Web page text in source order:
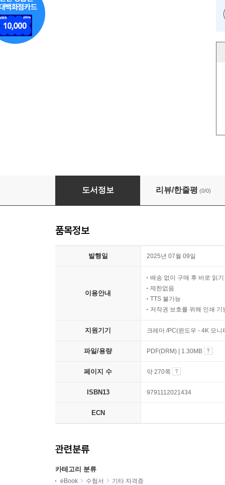
산업안전지도사 3차 문제집(개정판) [전기안전
도서정보 리뷰/한줄평 (0/0)
품목정보
발행일 2025년 07월 09일
이용안내
배송 없이 구매 후 바로 읽기
제한없음
TTS 불가능
저작권 보호를 위해 인쇄 기
지원기기 크레마 /PC(윈도우 - 4K 모
파일/용량 PDF(DRM) | 1.30MB
페이지 수 약 270쪽
ISBN13 9791112021434
ECN
관련분류
카테고리 분류
eBook 수험서 기타 자격증